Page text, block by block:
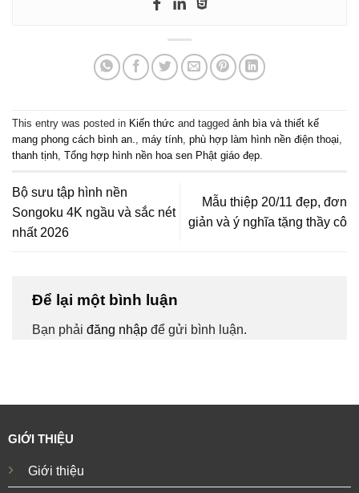
This entry was posted in Kiến thức and tagged ảnh bìa và thiết kế
mang phong cách bình an., máy tính, phù hợp làm hình nền điện thoại,
thanh tịnh, Tổng hợp hình nền hoa sen Phật giáo đẹp.
Bộ sưu tập hình nền
Songoku 4K ngầu và sắc nét
nhất 2026
Mẫu thiệp 20/11 đẹp, đơn
giản và ý nghĩa tặng thầy cô
Để lại một bình luận
Bạn phải đăng nhập để gửi bình luận.
GIỚI THIỆU
Giới thiệu